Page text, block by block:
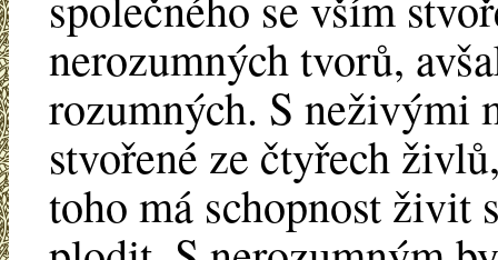
nerozumných tvorů,
rozumných. S neživými
stvořené ze čtyřech
toho má schopnost živit